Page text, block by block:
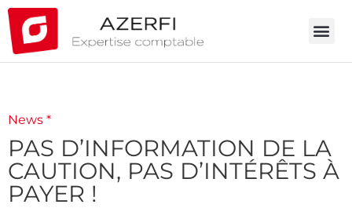
News *
PAS D’INFORMATION DE LA
CAUTION, PAS D’INTÉRÊTS À
PAYER !